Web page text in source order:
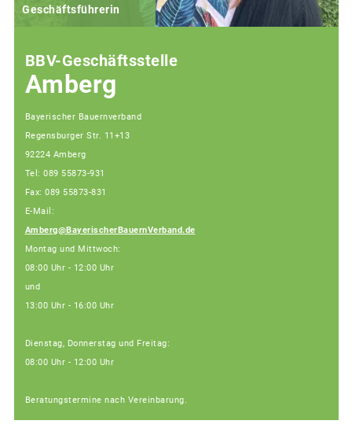
Geschäftsführerin
BBV-Geschäftsstelle
Amberg
Bayerischer Bauernverband
Regensburger Str. 11+13
92224 Amberg
Tel: 089 55873-931
Fax: 089 55873-831
E-Mail:
Amberg@BayerischerBauernVerband.de
Montag und Mittwoch:
08:00 Uhr - 12:00 Uhr
und
13:00 Uhr - 16:00 Uhr
Dienstag, Donnerstag und Freitag:
08:00 Uhr - 12:00 Uhr
Beratungstermine nach Vereinbarung.